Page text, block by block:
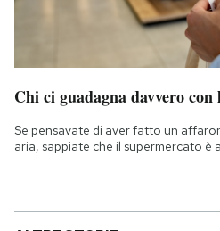
Chi ci guadagna davvero con
Se pensavate di aver fatto un
aria, sappiate che il supermercato